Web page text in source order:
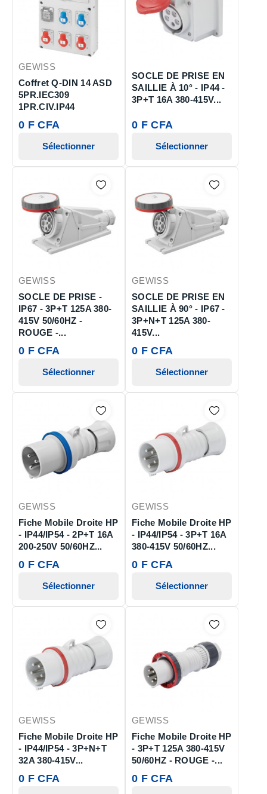
GEWISS
Coffret Q-DIN 14 ASD
5PR.IEC309
1PR.CIV.IP44
0 F CFA
Sélectionner
SOCLE DE PRISE EN
SAILLIE À 10° - IP44 -
3P+T 16A 380-415V...
0 F CFA
Sélectionner
GEWISS
SOCLE DE PRISE -
IP67 - 3P+T 125A 380-
415V 50/60HZ -
ROUGE -...
0 F CFA
Sélectionner
GEWISS
SOCLE DE PRISE EN
SAILLIE À 90° - IP67 -
3P+N+T 125A 380-
415V...
0 F CFA
Sélectionner
GEWISS
Fiche Mobile Droite HP
- IP44/IP54 - 2P+T 16A
200-250V 50/60HZ...
0 F CFA
Sélectionner
GEWISS
Fiche Mobile Droite HP
- IP44/IP54 - 3P+T 16A
380-415V 50/60HZ...
0 F CFA
Sélectionner
GEWISS
Fiche Mobile Droite HP
- IP44/IP54 - 3P+N+T
32A 380-415V...
0 F CFA
GEWISS
Fiche Mobile Droite HP
- 3P+T 125A 380-415V
50/60HZ - ROUGE -...
0 F CFA